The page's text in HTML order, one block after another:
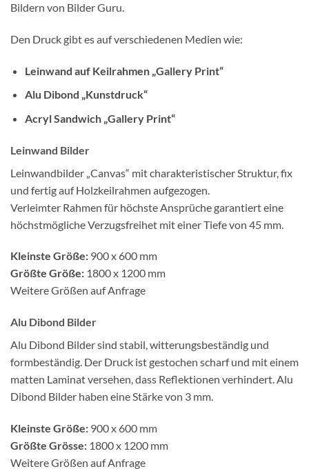
Bildern von Bilder Guru.
Den Druck gibt es auf verschiedenen Medien wie:
Leinwand auf Keilrahmen „Gallery Print“
Alu Dibond „Kunstdruck“
Acryl Sandwich „Gallery Print“
Leinwand Bilder
Leinwandbilder „Canvas“ mit charakteristischer Struktur, fix
und fertig auf Holzkeilrahmen aufgezogen.
Verleimter Rahmen für höchste Ansprüche garantiert eine
höchstmögliche Verzugsfreihet mit einer Tiefe von 45 mm.
Kleinste Größe: 900 x 600 mm
Größte Größe: 1800 x 1200 mm
Weitere Größen auf Anfrage
Alu Dibond Bilder
Alu Dibond Bilder sind stabil, witterungsbeständig und
formbeständig. Der Druck ist gestochen scharf und mit einem
matten Laminat versehen, dass Reflektionen verhindert. Alu
Dibond Bilder haben eine Stärke von 3 mm.
Kleinste Größe: 900 x 600 mm
Größte Grösse: 1800 x 1200 mm
Weitere Größen auf Anfrage